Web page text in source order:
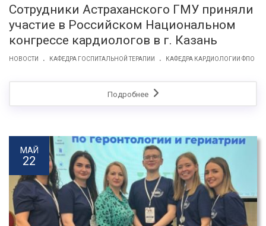
Сотрудники Астраханского ГМУ приняли
участие в Российском Национальном
конгрессе кардиологов в г. Казань
НОВОСТИ . КАФЕДРА ГОСПИТАЛЬНОЙ ТЕРАПИИ . КАФЕДРА КАРДИОЛОГИИ ФПО
Подробнее
МАЙ
22